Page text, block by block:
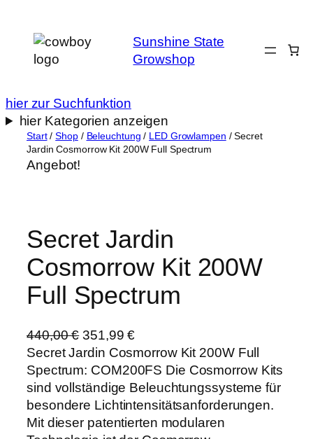
Inhalt
springen
Sunshine State
Growshop
hier zur Suchfunktion
hier Kategorien anzeigen
Start/Shop/ Beleuchtung / LED Growlampen / Secret
Jardin Cosmorrow Kit 200W Full Spectrum
Angebot!
Secret Jardin
Cosmorrow Kit 200W
Full Spectrum
440,00€ U
r
s
p
r
ü
351,99€A
k
t
u
e
l
Secret Jardin Cosmorrow Kit 200W Full
Spectrum: COM200FS Die Cosmorrow Kits
sind vollständige Beleuchtungssysteme für
besondere Lichtintensitätsanforderungen.
Mit dieser patentierten modularen